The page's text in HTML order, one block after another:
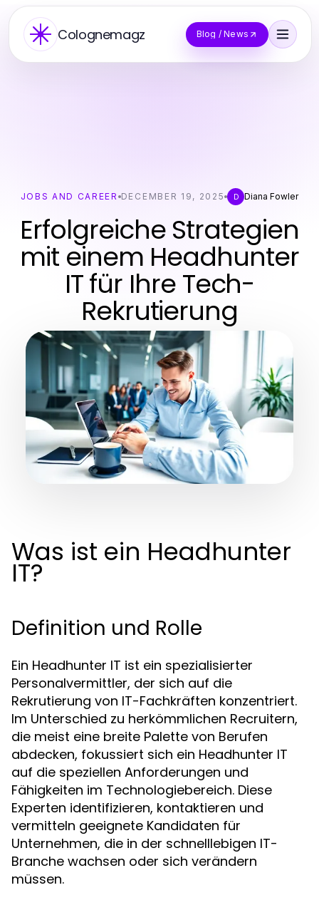
Colognemagz Blog / News
JOBS AND CAREER DECEMBER 19, 2025 D Diana Fowler
Erfolgreiche Strategien
mit einem Headhunter
IT für Ihre Tech-
Rekrutierung
Was ist ein Headhunter
IT?
Definition und Rolle
Ein Headhunter IT ist ein spezialisierter
Personalvermittler, der sich auf die
Rekrutierung von IT-Fachkräften konzentriert.
Im Unterschied zu herkömmlichen Recruitern,
die meist eine breite Palette von Berufen
abdecken, fokussiert sich ein Headhunter IT
auf die speziellen Anforderungen und
Fähigkeiten im Technologiebereich. Diese
Experten identifizieren, kontaktieren und
vermitteln geeignete Kandidaten für
Unternehmen, die in der schnelllebigen IT-
Branche wachsen oder sich verändern
müssen.